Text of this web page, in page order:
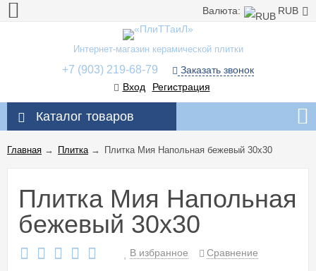
Валюта: RUB
Интернет-магазин керамической плитки
+7 (903) 219-68-79
Заказать звонок
Вход
Регистрация
Каталог товаров
Главная → Плитка→ Плитка Мия Напольная бежевый 30x30
Плитка Мия Напольная
бежевый 30x30
В избранное Сравнение